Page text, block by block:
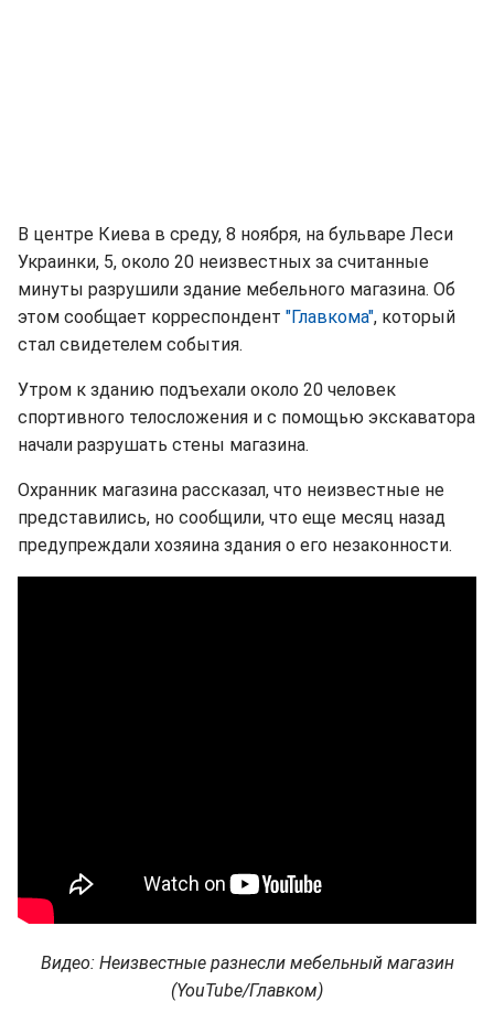
В центре Киева в среду, 8 ноября, на бульваре Леси
Украинки, 5, около 20 неизвестных за считанные
минуты разрушили здание мебельного магазина. Об
этом сообщает корреспондент "Главкома", который
стал свидетелем события.
Утром к зданию подъехали около 20 человек
спортивного телосложения и с помощью экскаватора
начали разрушать стены магазина.
Охранник магазина рассказал, что неизвестные не
представились, но сообщили, что еще месяц назад
предупреждали хозяина здания о его незаконности.
Видео: Неизвестные разнесли мебельный магазин
(YouTube/Главком)